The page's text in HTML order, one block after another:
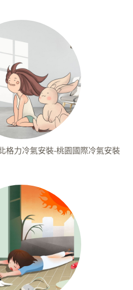
格力冷氣安裝-桃園國際冷氣安裝